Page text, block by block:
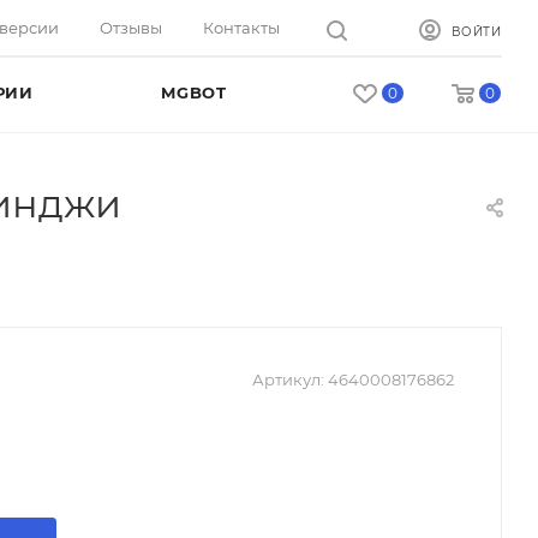
Отзывы Контакты ВОЙТИ
0 0
MGBOT
Артикул: 4640008176862